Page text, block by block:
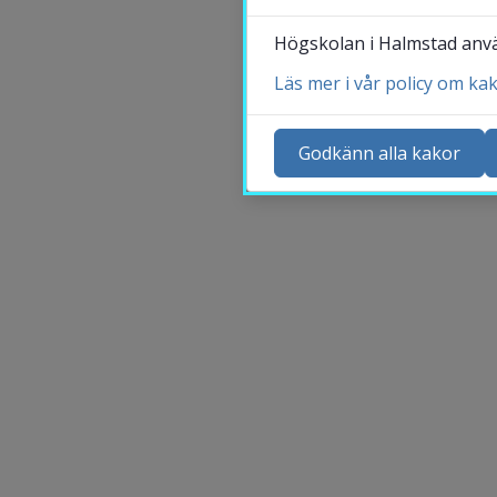
Högskolan i Halmstad
Läs mer i vår policy om
Godkänn alla kakor